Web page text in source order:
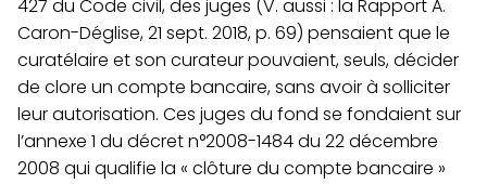
427 du Code civil, des juges (V. aussi : la Rapport A.
Caron-Déglise, 21 sept. 2018, p. 69) pensaient que le
curatélaire et son curateur pouvaient, seuls, décider
de clore un compte bancaire, sans avoir à solliciter
leur autorisation. Ces juges du fond se fondaient sur
l’annexe 1 du décret n°2008-1484 du 22 décembre
2008 qui qualifie la « clôture du compte bancaire »